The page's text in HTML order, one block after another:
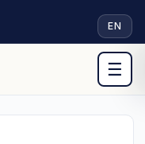
EN
☰